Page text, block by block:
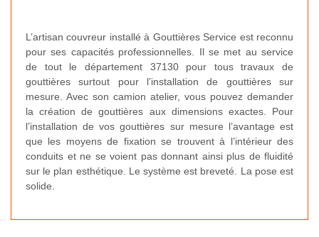
L’artisan couvreur installé à Gouttières Service est reconnu
pour ses capacités professionnelles. Il se met au service
de tout le département 37130 pour tous travaux de
gouttières surtout pour l’installation de gouttières sur
mesure. Avec son camion atelier, vous pouvez demander
la création de gouttières aux dimensions exactes. Pour
l’installation de vos gouttières sur mesure l’avantage est
que les moyens de fixation se trouvent à l’intérieur des
conduits et ne se voient pas donnant ainsi plus de fluidité
sur le plan esthétique. Le système est breveté. La pose est
solide.